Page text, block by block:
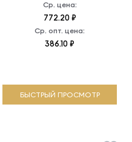
Ср. цена:
772.20 ₽
Ср. опт. цена:
386.10 ₽
БЫСТРЫЙ ПРОСМОТР